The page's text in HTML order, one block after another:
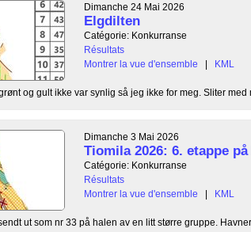
Dimanche 24 Mai 2026
Elgdilten
Catégorie: Konkurranse
Résultats
Montrer la vue d'ensemble
| KML
og gult ikke var synlig så jeg ikke for meg. Sliter med
Dimanche 3 Mai 2026
Tiomila 2026: 6. etappe på
Catégorie: Konkurranse
Résultats
Montrer la vue d'ensemble
| KML
ut som nr 33 på halen av en litt større gruppe. Havner